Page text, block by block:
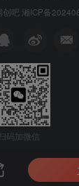
创吧 湘ICP备
码加微信